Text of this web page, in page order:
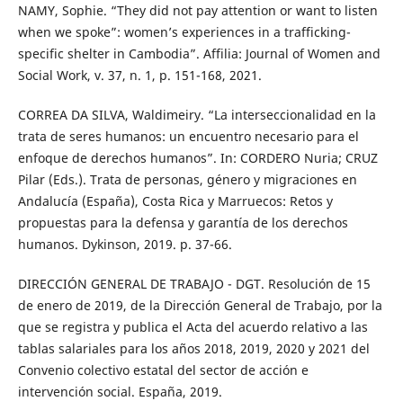
NAMY, Sophie. “They did not pay attention or want to listen
when we spoke”: women’s experiences in a trafficking-
specific shelter in Cambodia”. Affilia: Journal of Women and
Social Work, v. 37, n. 1, p. 151-168, 2021.
CORREA DA SILVA, Waldimeiry. “La interseccionalidad en la
trata de seres humanos: un encuentro necesario para el
enfoque de derechos humanos”. In: CORDERO Nuria; CRUZ
Pilar (Eds.). Trata de personas, género y migraciones en
Andalucía (España), Costa Rica y Marruecos: Retos y
propuestas para la defensa y garantía de los derechos
humanos. Dykinson, 2019. p. 37-66.
DIRECCIÓN GENERAL DE TRABAJO - DGT. Resolución de 15
de enero de 2019, de la Dirección General de Trabajo, por la
que se registra y publica el Acta del acuerdo relativo a las
tablas salariales para los años 2018, 2019, 2020 y 2021 del
Convenio colectivo estatal del sector de acción e
intervención social. España, 2019.